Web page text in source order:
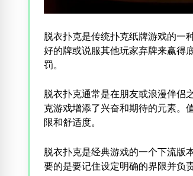
脱衣扑克是传统扑克纸牌游戏的一
好的牌或说服其他玩家弃牌来赢得
罚。
脱衣扑克通常是在朋友或浪漫伴侣
克游戏增添了兴奋和期待的元素。
限和舒适度。
脱衣扑克是经典游戏的一个下流版
要的是要记住设定明确的界限并负